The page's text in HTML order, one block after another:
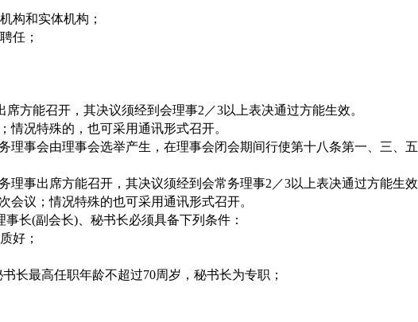
构和实体机构；
任；
席方能召开，其决议须经到会理事2／3以上表决通过方能生效。
情况特殊的，也可采用通讯形式召开。
理事会由理事会选举产生，在理事会闭会期间行使第十八条第一、三、五
理事出席方能召开，其决议须经到会常务理事2／3以上表决通过方能生效
会议；情况特殊的也可采用通讯形式召开。
事长(副会长)、秘书长必须具备下列条件：
好；
长最高任职年龄不超过70周岁，秘书长为专职；